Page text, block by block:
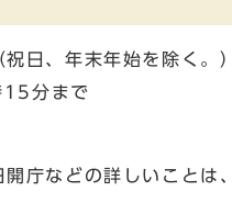
日、年末年始を除く。）
分まで
庁などの詳しいことは、